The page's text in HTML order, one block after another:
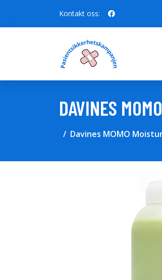
Kontakt oss:
DAVINES
Davines MOMO